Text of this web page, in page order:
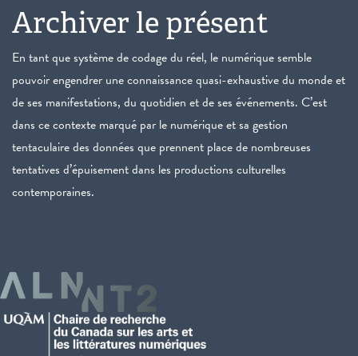
Archiver le présent
En tant que système de codage du réel, le numérique semble
pouvoir engendrer une connaissance quasi-exhaustive du monde et
de ses manifestations, du quotidien et de ses événements. C’est
dans ce contexte marqué par le numérique et sa gestion
tentaculaire des données que prennent place de nombreuses
tentatives d’épuisement dans les productions culturelles
contemporaines.